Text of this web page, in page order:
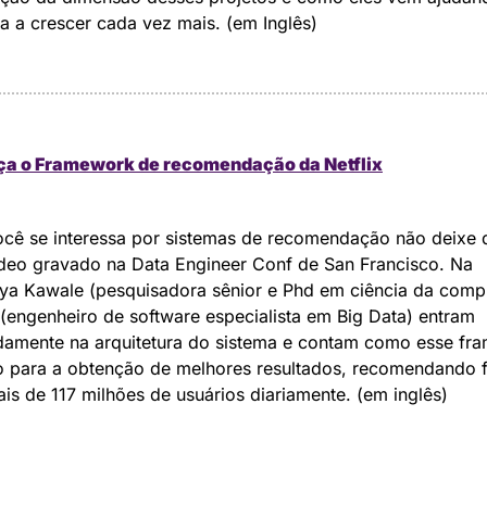
a crescer cada vez mais. (em Inglês)
o Framework de recomendação da Netflix
se interessa por sistemas de recomendação não deixe
gravado na Data Engineer Conf de San Francisco. Na
Kawale (pesquisadora sênior e Phd em ciência da
de software especialista em Big Data) entram
na arquitetura do sistema e contam como esse
para a obtenção de melhores resultados, recomendando
de 117 milhões de usuários diariamente. (em inglês)